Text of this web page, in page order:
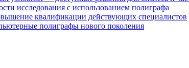
исследования с использованием полиграфа
квалификации действующих специалистов
полиграфы нового поколения